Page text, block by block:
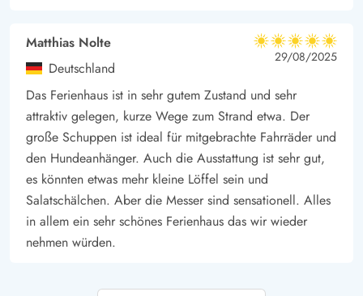
Matthias Nolte
Deutschland
5 von 5
5 von 5
5 out of 5
29/08/2025
Das Ferienhaus ist in sehr gutem Zustand und sehr
attraktiv gelegen, kurze Wege zum Strand etwa. Der
große Schuppen ist ideal für mitgebrachte Fahrräder und
den Hundeanhänger. Auch die Ausstattung ist sehr gut,
es könnten etwas mehr kleine Löffel sein und
Salatschälchen. Aber die Messer sind sensationell. Alles
in allem ein sehr schönes Ferienhaus das wir wieder
nehmen würden.